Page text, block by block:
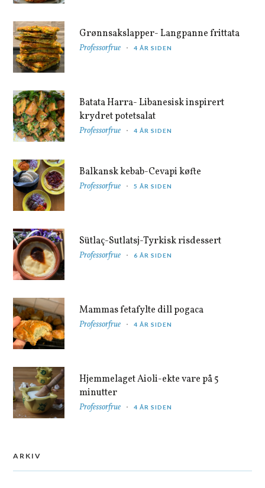
Grønnsakslapper- Langpanne frittata
Professorfrue 4 ÅR SIDEN
Batata Harra- Libanesisk inspirert
krydret potetsalat
Professorfrue 4 ÅR SIDEN
Balkansk kebab-Cevapi køfte
Professorfrue 5 ÅR SIDEN
Sütlaç-Sutlatsj-Tyrkisk risdessert
Professorfrue 6 ÅR SIDEN
Mammas fetafylte dill pogaca
Professorfrue 4 ÅR SIDEN
Hjemmelaget Aioli-ekte vare på 5
minutter
Professorfrue 4 ÅR SIDEN
ARKIV